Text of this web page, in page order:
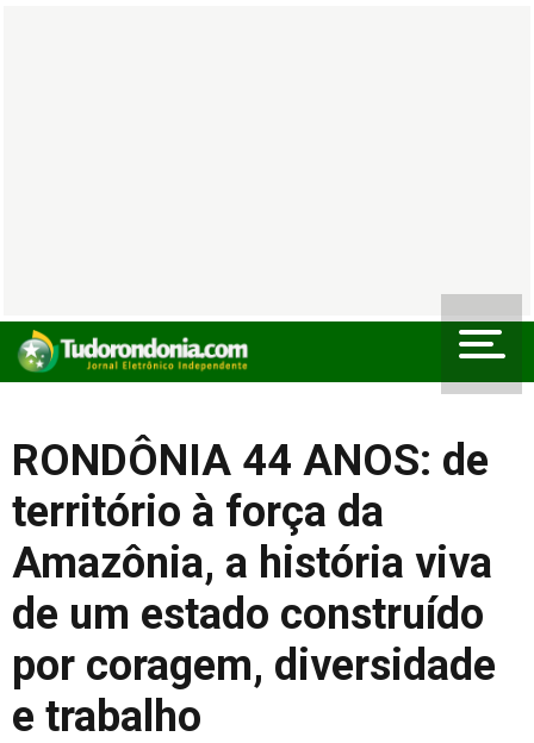
RONDÔNIA 44 ANOS: de
território à força da
Amazônia, a história viva
de um estado construído
por coragem, diversidade
e trabalho